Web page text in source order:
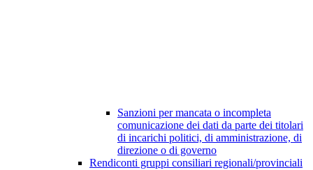
Sanzioni per mancata o incompleta
comunicazione dei dati da parte dei titolari
di incarichi politici, di amministrazione, di
direzione o di governo
Rendiconti gruppi consiliari regionali/provinciali